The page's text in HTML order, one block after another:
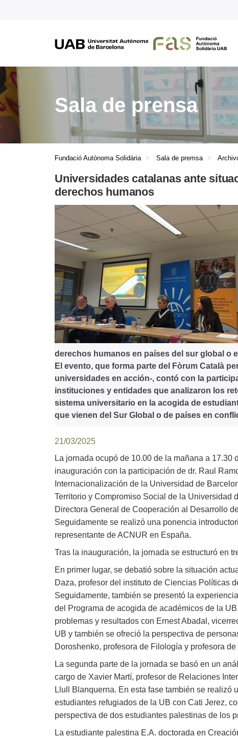
Sala de prensa
Fundació Autònoma Solidària Sala de premsa
Universidades catalanas ante
derechos humanos
derechos humanos en países del sur global o
El evento, que forma parte del Fòrum Català
universidades en acción-, contó con la
instituciones y entidades que analizaron los
sistema universitario en la acogida de
que vienen del Sur Global o de países en
21/03/2025
La jornada ocupó de 10.00 de la mañana a 17.30
inauguración con la participación de dr. Raul
Internacionalización de la Universidad de
Territorio y Compromiso Social de la Universidad
Directora General de Cooperación al Desarrollo
Seguidamente se realizó una ponencia
representante de ACNUR en España.
Tras la inauguración, la jornada se estructuró en
En primer lugar, se debatió sobre la situación
Daza, profesor del instituto de Ciencias Políticas
Seguidamente, también se presentó la
del Programa de acogida de académicos de la
problemas y resultados con Ernest Abadal,
UB y también se ofreció la perspectiva de
Doroshenko, profesora de Filología y profesora
La segunda parte de la jornada se basó en un
cargo de Xavier Martí, profesor de Relaciones
Llull Blanquerna. En esta fase también se realizó
estudiantes refugiados de la UB con Cati Jerez,
perspectiva de dos estudiantes palestinas de los
La estudiante palestina E.A. doctorada en